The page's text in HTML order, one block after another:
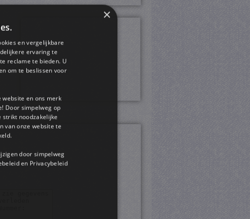
×
en vergelijkbare
ervaring te
reclame te bieden. U
om te beslissen voor
website en ons merk
Door simpelweg op
strikt noodzakelijke
van onze website te
door simpelweg
en Privacybeleid